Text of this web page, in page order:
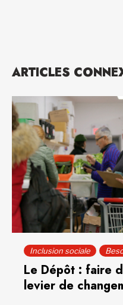
ARTICLES
Inclusion sociale
Le Dépôt : faire
levier de